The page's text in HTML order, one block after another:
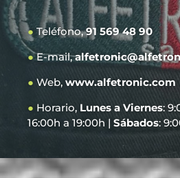
●Teléfono,91 569 48 90
●E-mail,
● Web, www.alfetronic.com
● Horario, Lunes a Viernes:
16:00h a 19:00h | Sábados: